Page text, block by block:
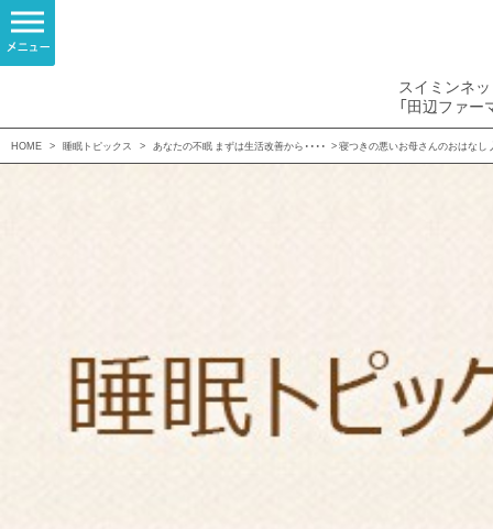
スイミンネ
「田辺ファ
HOME > 睡眠トピックス > あなたの不眠 まずは生活改善から・・・・ > 寝つきの悪いお母さんのおはなし